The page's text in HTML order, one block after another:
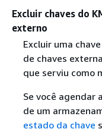
Excluir chaves do
externo
Excluir uma
de chaves
que serviu como
Se você agendar
de um
estado da chave